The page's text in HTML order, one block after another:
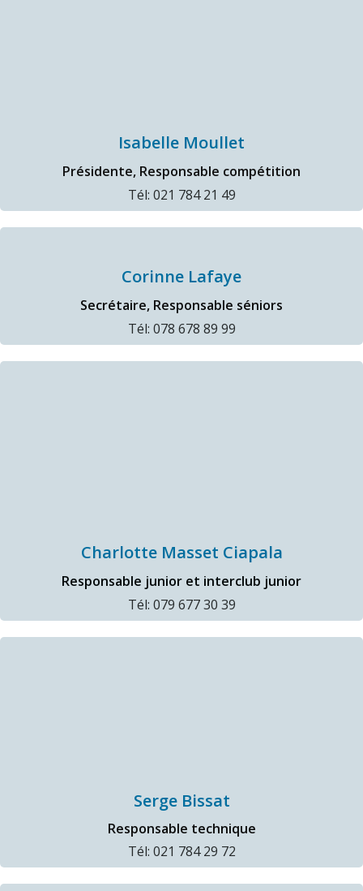
Isabelle Moullet
Présidente, Responsable compétition
Tél: 021 784 21 49
Corinne Lafaye
Secrétaire, Responsable séniors
Tél: 078 678 89 99
Charlotte Masset Ciapala
Responsable junior et interclub junior
Tél: 079 677 30 39
Serge Bissat
Responsable technique
Tél: 021 784 29 72